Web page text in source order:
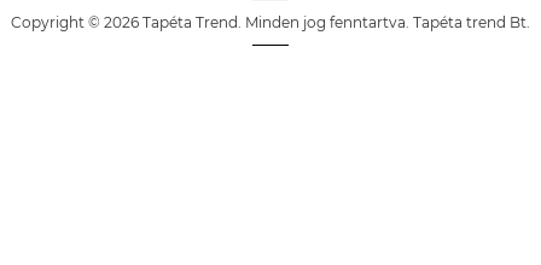
Copyright © 2026 Tapéta Trend. Minden jog fenntartva. Tapéta trend Bt.